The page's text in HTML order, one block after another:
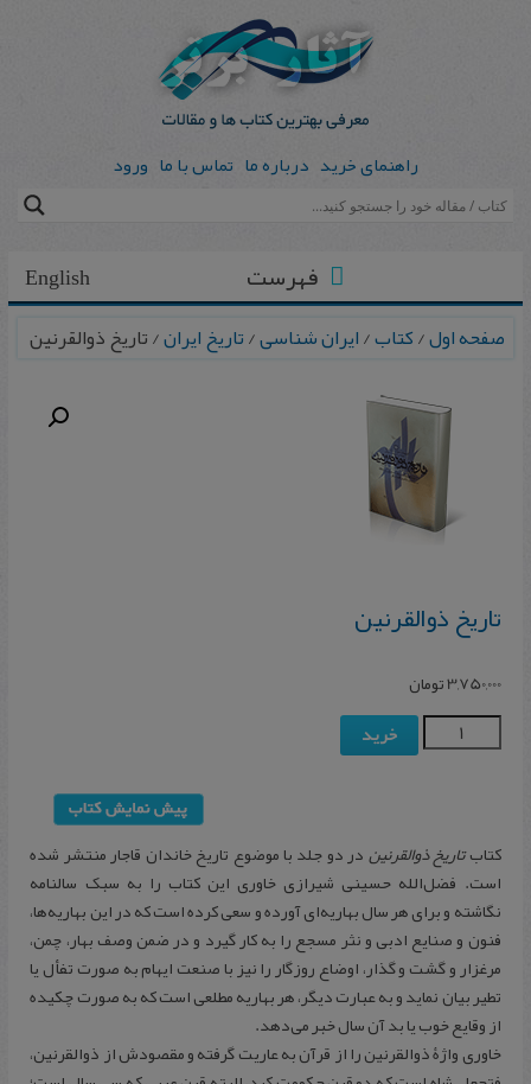
راهنمای خرید درباره ما تماس با ما ورود
English فهرست
صفحه اول/کتاب/ایران شناسی/تاریخ ایران/ تاریخ ذوالقرنین
تاریخ ذوالقرنین
3,750,000تومان
خرید
کتابتاریخ ذوالقرنیندر دو جلد با موضوع تاریخ خاندان قاجار منتشر شده
است. فضل‌الله حسینی شیرازی خاوری این كتاب را به سبک سالنامه
نگاشته و براى هر سال بهاريه‌اى آورده و سعى كرده است كه در اين بهاريه‌ها،
فنون و صنايع ادبى و نثر مسجع را به كار گيرد و در ضمن وصف بهار، چمن،
مرغزار و گشت و گذار، اوضاع روزگار را نيز با صنعت ايهام به صورت تفأل يا
تطير بيان نمايد و به عبارت ديگر، هر بهاريه مطلعى است كه به صورت چكيده
از وقايع خوب يا بد آن سال خبر مى‌دهد.
خاورى واژۀ ذوالقرنين را از قرآن به عاريت گرفته و مقصودش از ذوالقرنين،